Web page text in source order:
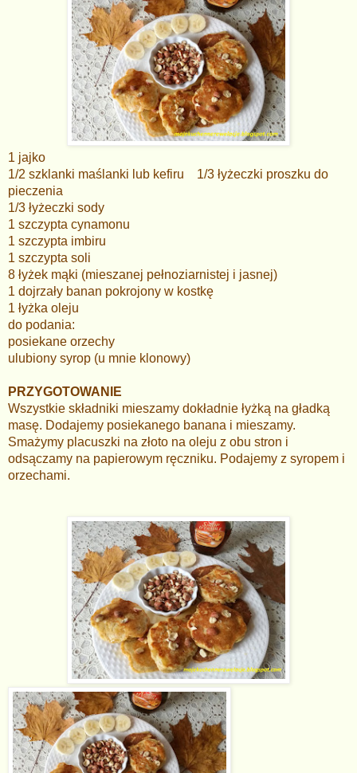
1 jajko
1/2 szklanki maślanki lub kefiru 1/3 łyżeczki proszku do
pieczenia
1/3 łyżeczki sody
1 szczypta cynamonu
1 szczypta imbiru
1 szczypta soli
8 łyżek mąki (mieszanej pełnoziarnistej i jasnej)
1 dojrzały banan pokrojony w kostkę
1 łyżka oleju
do podania:
posiekane orzechy
ulubiony syrop (u mnie klonowy)
PRZYGOTOWANIE
Wszystkie składniki mieszamy dokładnie łyżką na gładką
masę. Dodajemy posiekanego banana i mieszamy.
Smażymy placuszki na złoto na oleju z obu stron i
odsączamy na papierowym ręczniku. Podajemy z syropem i
orzechami.